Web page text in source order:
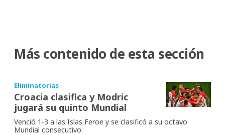
Más contenido de esta sección
Eliminatorias
Croacia clasifica y Modric
jugará su quinto Mundial
Venció 1-3 a las Islas Feroe y se clasificó a su octavo
Mundial consecutivo.